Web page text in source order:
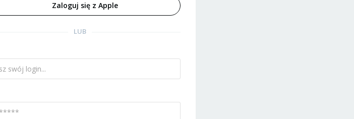
Zaloguj się z Apple
LUB